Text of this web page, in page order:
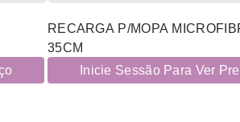
RECARGA P/MOPA
35CM
Inicie Sessão Para Ver